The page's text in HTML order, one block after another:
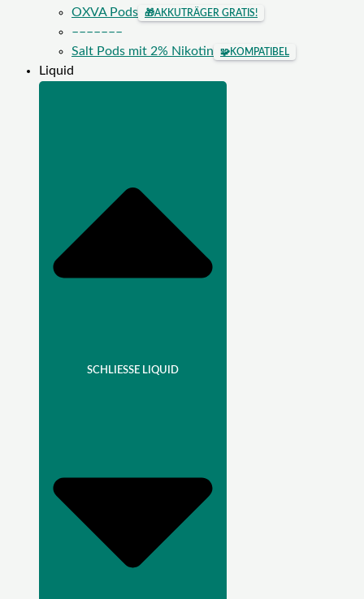
OXVA Pods
🎁AKKUTRÄGER GRATIS!
–––––––
Salt Pods mit 2% Nikotin
🧩KOMPATIBEL
Liquid
SCHLIESSE LIQUID